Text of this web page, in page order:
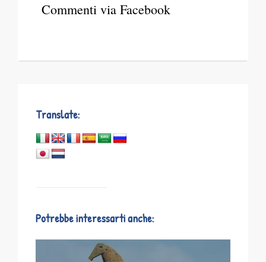
Commenti via Facebook
Translate:
Potrebbe interessarti anche: